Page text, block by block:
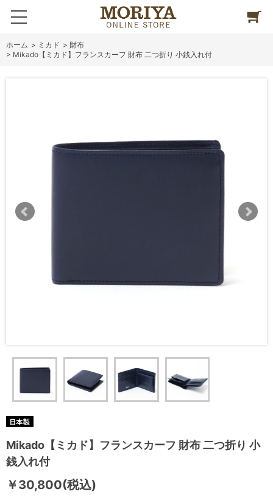
ホーム > ミカド > 財布
> Mikado【ミカド】フランスカーフ 財布 二つ折り 小銭入れ付
Mikado【ミカド】フランスカーフ 財布 二つ折り 小
銭入れ付
￥30,800(税込)